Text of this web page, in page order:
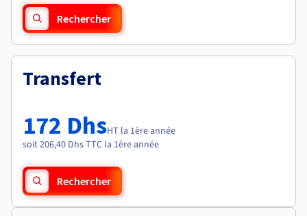
Rechercher
Transfert
172 DhsHT la 1ère année
soit 206,40 Dhs TTC la 1ère année
Rechercher